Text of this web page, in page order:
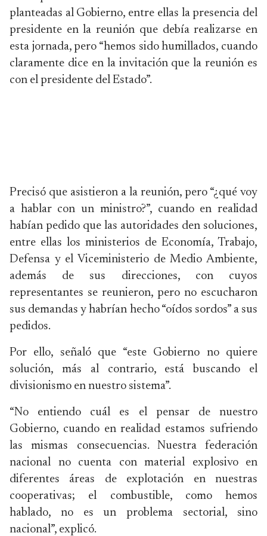
planteadas al Gobierno, entre ellas la presencia del
presidente en la reunión que debía realizarse en
esta jornada, pero “hemos sido humillados, cuando
claramente dice en la invitación que la reunión es
con el presidente del Estado”.
Precisó que asistieron a la reunión, pero “¿qué voy
a hablar con un ministro?”, cuando en realidad
habían pedido que las autoridades den soluciones,
entre ellas los ministerios de Economía, Trabajo,
Defensa y el Viceministerio de Medio Ambiente,
además de sus direcciones, con cuyos
representantes se reunieron, pero no escucharon
sus demandas y habrían hecho “oídos sordos” a sus
pedidos.
Por ello, señaló que “este Gobierno no quiere
solución, más al contrario, está buscando el
divisionismo en nuestro sistema”.
“No entiendo cuál es el pensar de nuestro
Gobierno, cuando en realidad estamos sufriendo
las mismas consecuencias. Nuestra federación
nacional no cuenta con material explosivo en
diferentes áreas de explotación en nuestras
cooperativas; el combustible, como hemos
hablado, no es un problema sectorial, sino
nacional”, explicó.